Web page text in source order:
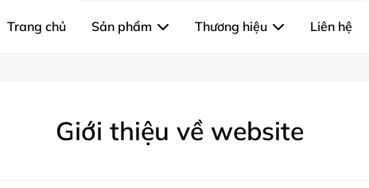
Trang chủ Sản phẩm Thương hiệu Liên hệ
Giới thiệu về website